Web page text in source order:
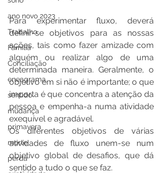
ano novo 2023
Trabalho
Família
Conciliação
eneagrama
sentido
mudança
primavera
morte
perda
Para experimentar fluxo, deverá
definir-se objetivos para as nossas
ações, tais como fazer amizade com
alguém ou realizar algo de uma
determinada maneira. Geralmente, o
objetivo em si não é importante; o que
importa é que concentra a atenção da
pessoa e empenha-a numa atividade
exequível e agradável.
Os diferentes objetivos de várias
atividades de fluxo unem-se num
objetivo global de desafios, que dá
sentido a tudo o que se faz.